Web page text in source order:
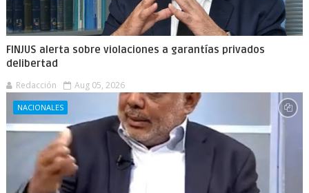
FINJUS alerta sobre violaciones a garantías privados
delibertad
Redacción Aug 05, 2026
NACIONALES